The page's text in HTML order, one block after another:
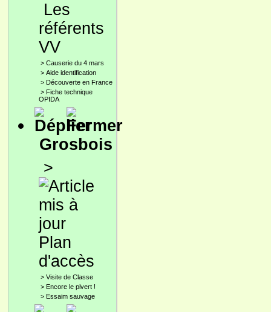
Les
référents
VV
> Causerie du 4 mars
> Aide identification
> Découverte en France
> Fiche technique
OPIDA
Grosbois
>
Plan
d'accès
> Visite de Classe
> Encore le pivert !
> Essaim sauvage